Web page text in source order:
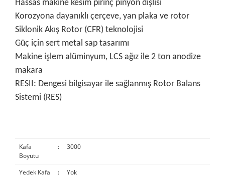
Hassas makine kesim pirinç pinyon dişlisi
Korozyona dayanıklı çerçeve, yan plaka ve rotor
Siklonik Akış Rotor (CFR) teknolojisi
Güç için sert metal sap tasarımı
Makine işlem alüminyum, LCS ağız ile 2 ton anodize
makara
RESII: Dengesi bilgisayar ile sağlanmış Rotor Balans
Sistemi (RES)
Kafa
Boyutu
: 3000
Yedek Kafa : Yok